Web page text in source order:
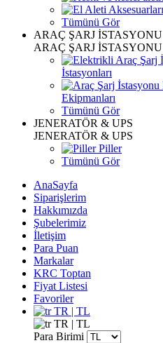
Tümünü Gör
ARAÇ ŞARJ İSTASYONU
ARAÇ ŞARJ İSTASYONU
İstasyonları
Ekipmanları
Tümünü Gör
JENERATÖR & UPS
JENERATÖR & UPS
Piller
Tümünü Gör
AnaSayfa
Siparişlerim
Hakkımızda
Şubelerimiz
İletişim
Para Puan
Markalar
KRC Toptan
Fiyat Listesi
Favoriler
TR | TL
TR | TL
Para Birimi